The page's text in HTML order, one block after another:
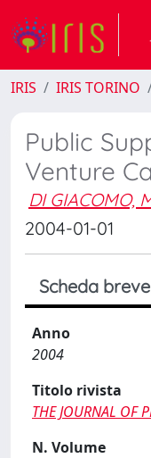
IRIS IRIS TORINO
Public
Venture
DI GIACOMO,
2004-01-01
Scheda breve
Anno
2004
Titolo rivista
THE JOURNAL OF
N. Volume